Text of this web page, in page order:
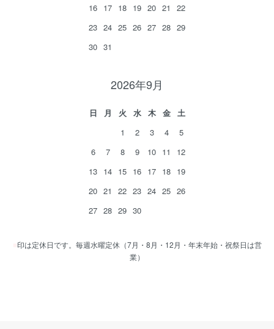
16 17 18 19 20 21
22
23 24 25 26 27 28 29
30 31
2026年9月
日 月 火 水 木 金
土
1
2 3 4
5
6
7 8 9 10 11
12
13 14 15 16 17 18 19
20 21 22 23 24 25 26
27 28 29 30
印は定休日です。毎週水曜定休（7月・8月・12月・年末年始・祝祭日は営
業）